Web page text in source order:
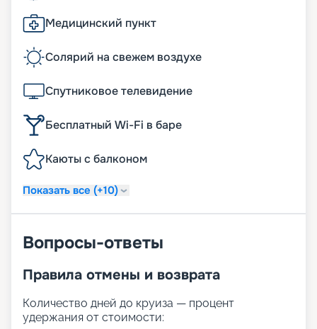
Медицинский пункт
Солярий на свежем воздухе
Спутниковое телевидение
Бесплатный Wi-Fi в баре
Каюты с балконом
Показать все (+10)
Вопросы-ответы
Правила отмены и возврата
Количество дней до круиза — процент
удержания от стоимости: